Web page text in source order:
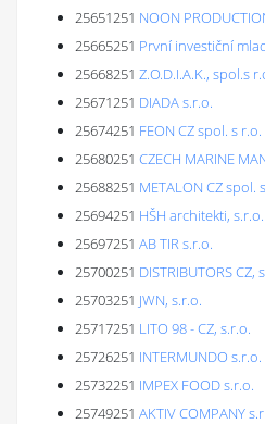
25651251 NOON
25665251 První investiční
25668251 Z.O.D.I.A.K., spol.s
25671251 DIADA s.r.o.
25674251 FEON CZ spol. s r.o.
25680251 CZECH MARINE
25688251 METALON CZ spol.
25694251 HŠH architekti, s.r.o.
25697251 AB TIR s.r.o.
25700251 DISTRIBUTORS CZ,
25703251 JWN, s.r.o.
25717251 LITO 98 - CZ, s.r.o.
25726251 INTERMUNDO s.r.o.
25732251 IMPEX FOOD s.r.o.
25749251 AKTIV COMPANY